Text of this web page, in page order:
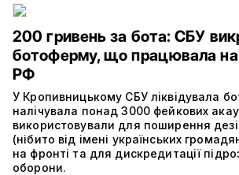
200 гривень за бота: СБУ
ботоферму, що працювала
РФ
У Кропивницькому СБУ ліквідувала
налічувала понад 3000 фейкових
використовували для поширення
(нібито від імені українських
на фронті та для дискредитації
оборони.